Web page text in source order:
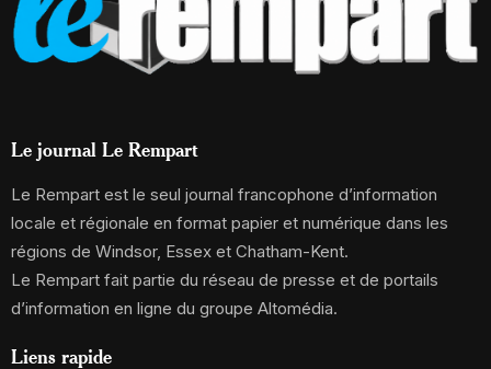
Le journal Le Rempart
Le Rempart est le seul journal francophone d’information
locale et régionale en format papier et numérique dans les
régions de Windsor, Essex et Chatham-Kent.
Le Rempart fait partie du réseau de presse et de portails
d’information en ligne du groupe Altomédia.
Liens rapide